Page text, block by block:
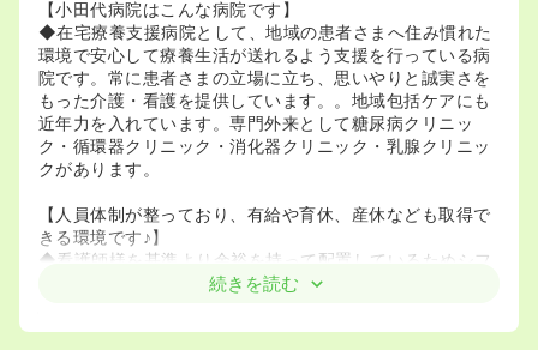
【小田代病院はこんな病院です】
◆在宅療養支援病院として、地域の患者さまへ住み慣れた
環境で安心して療養生活が送れるよう支援を行っている病
院です。常に患者さまの立場に立ち、思いやりと誠実さを
もった介護・看護を提供しています。。地域包括ケアにも
近年力を入れています。専門外来として糖尿病クリニッ
ク・循環器クリニック・消化器クリニック・乳腺クリニッ
クがあります。
【人員体制が整っており、有給や育休、産休なども取得で
きる環境です♪】
◆看護師様を基準より余裕を持って配置しているためシフ
トなども組みやすい環境であります。また、突発的な熱や
境があります。
続きを読む